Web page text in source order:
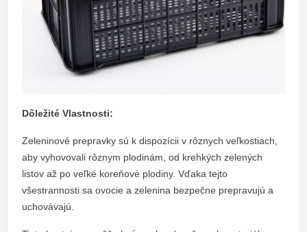
Dôležité Vlastnosti:
Zeleninové prepravky sú k dispozícii v rôznych veľkostiach,
aby vyhovovali rôznym plodinám, od krehkých zelených
listov až po veľké koreňové plodiny. Vďaka tejto
všestrannosti sa ovocie a zelenina bezpečne prepravujú a
uchovávajú.